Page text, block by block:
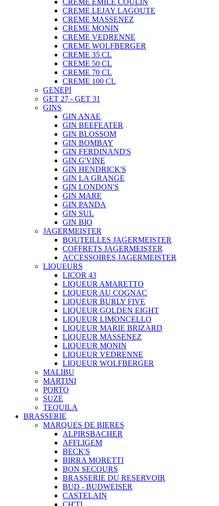
CREME LEJAY LAGOUTE
CREME MASSENEZ
CREME MONIN
CREME VEDRENNE
CREME WOLFBERGER
CREME 35 CL
CREME 50 CL
CREME 70 CL
CREME 100 CL
GENEPI
GET 27 - GET 31
GINS
GIN ANAE
GIN BEEFEATER
GIN BLOSSOM
GIN BOMBAY
GIN FERDINAND'S
GIN G'VINE
GIN HENDRICK'S
GIN LA GRANGE
GIN LONDON'S
GIN MARE
GIN PANDA
GIN SUL
GIN BIO
JAGERMEISTER
BOUTEILLES JAGERMEISTER
COFFRETS JAGERMEISTER
ACCESSOIRES JAGERMEISTER
LIQUEURS
LICOR 43
LIQUEUR AMARETTO
LIQUEUR AU COGNAC
LIQUEUR BURLY FIVE
LIQUEUR GOLDEN EIGHT
LIQUEUR LIMONCELLO
LIQUEUR MARIE BRIZARD
LIQUEUR MASSENEZ
LIQUEUR MONIN
LIQUEUR VEDRENNE
LIQUEUR WOLFBERGER
MALIBU
MARTINI
PORTO
SUZE
TEQUILA
BRASSERIE
MARQUES DE BIERES
ALPIRSBACHER
AFFLIGEM
BECK'S
BIRRA MORETTI
BON SECOURS
BRASSERIE DU RESERVOIR
BUD - BUDWEISER
CASTELAIN
CH'TI